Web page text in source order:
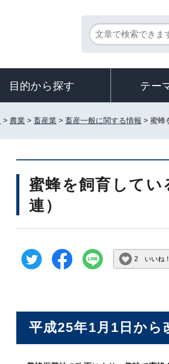
目的から探す テー
> 農業 > 畜産業 > 畜産一般に関する情報 > 蜜蜂
蜜蜂を飼育してい
連）
2 いいね！
平成25年1月1日から